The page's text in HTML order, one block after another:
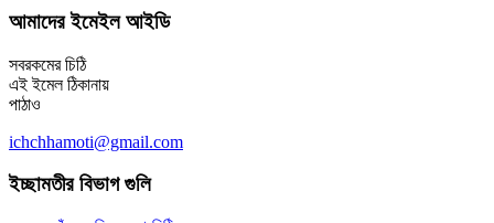
আমাদের ইমেইল আইডি
সবরকমের চিঠি
এই ইমেল ঠিকানায়
পাঠাও
ichchhamoti@gmail.com
ইচ্ছামতীর বিভাগ গুলি